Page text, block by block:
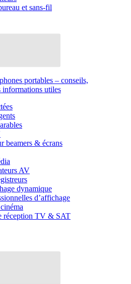
et sans-fil
portables – conseils,
informations utiles
beamers & écrans
AV
dynamique
d’affichage
réception TV & SAT